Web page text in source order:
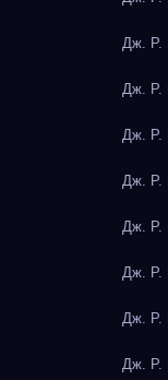
Дж. Р.
Дж. Р.
Дж. Р.
Дж. Р.
Дж. Р.
Дж. Р.
Дж. Р.
Дж. Р.